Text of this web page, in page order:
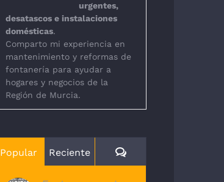
urgentes,
desatascos e instalaciones
domésticas.
Comparto mi experiencia en
mantenimiento y reformas de
fontanería para ayudar a
hogares y negocios de la
Región de Murcia.
Popular Reciente Comentarios